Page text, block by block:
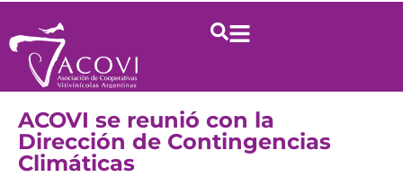
ACOVI se reunió con la
Dirección de Contingencias
Climáticas